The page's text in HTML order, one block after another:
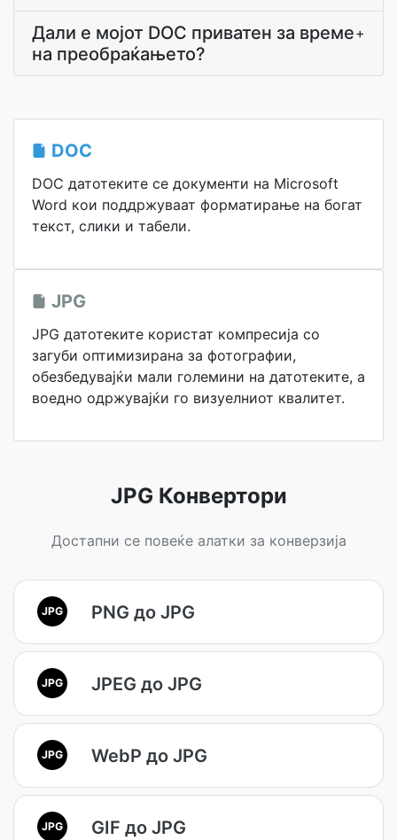
Дали е мојот DOC приватен за време
на преобраќањето?
+
DOC
DOC датотеките се документи на Microsoft
Word кои поддржуваат форматирање на богат
текст, слики и табели.
JPG
JPG датотеките користат компресија со
загуби оптимизирана за фотографии,
обезбедувајќи мали големини на датотеките, а
воедно одржувајќи го визуелниот квалитет.
JPG Конвертори
Достапни се повеќе алатки за конверзија
JPG PNG до JPG
JPG JPEG до JPG
JPG WebP до JPG
JPG GIF до JPG